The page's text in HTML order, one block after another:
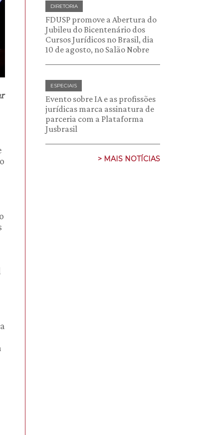
DIRETORIA
FDUSP promove a Abertura do
Jubileu do Bicentenário dos
Cursos Jurídicos no Brasil, dia
10 de agosto, no Salão Nobre
ESPECIAIS
Evento sobre IA e as profissões
jurídicas marca assinatura de
parceria com a Plataforma
Jusbrasil
> MAIS NOTÍCIAS